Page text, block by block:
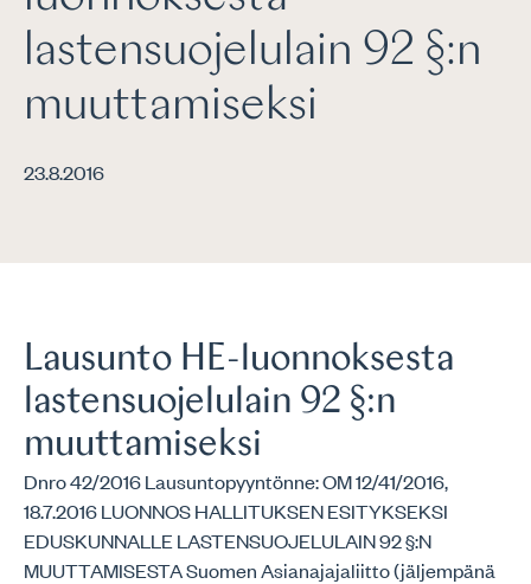
lastensuojelulain 92 §:n
muuttamiseksi
23.8.2016
Lausunto HE-luonnoksesta
lastensuojelulain 92 §:n
muuttamiseksi
Dnro 42/2016 Lausuntopyyntönne: OM 12/41/2016,
18.7.2016 LUONNOS HALLITUKSEN ESITYKSEKSI
EDUSKUNNALLE LASTENSUOJELULAIN 92 §:N
MUUTTAMISESTA Suomen Asianajajaliitto (jäljempänä